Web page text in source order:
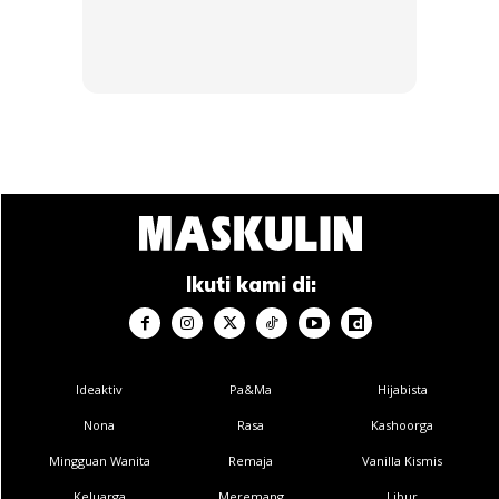
Ads
Ikuti kami di:
Ideaktiv
Nona
Mingguan Wanita
Pa&Ma
Rasa
Remaja
Hijabista
Kashoorga
Vanilla Kismis